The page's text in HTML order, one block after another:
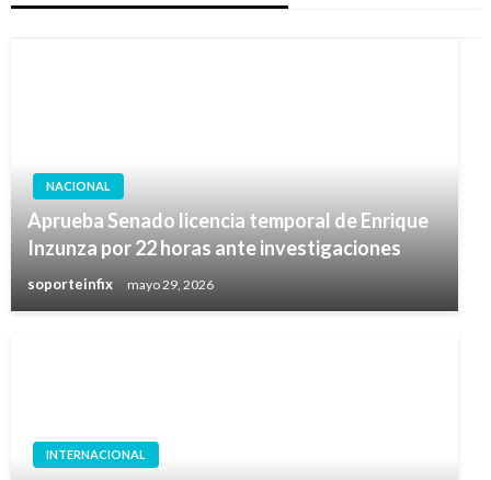
NACIONAL
Aprueba Senado licencia temporal de Enrique
Inzunza por 22 horas ante investigaciones
soporteinfix mayo 29, 2026
INTERNACIONAL